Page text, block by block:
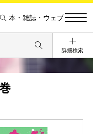
本・雑誌・ウェブ
詳細検索